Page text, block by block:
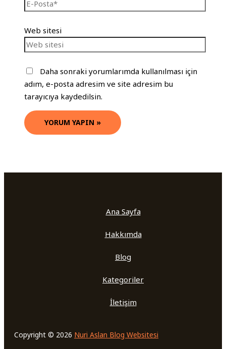
Web sitesi
Daha sonraki yorumlarımda kullanılması için
adım, e-posta adresim ve site adresim bu
tarayıcıya kaydedilsin.
Ana Sayfa
Hakkımda
Blog
Kategoriler
İletişim
Copyright © 2026 Nuri Aslan Blog Websitesi